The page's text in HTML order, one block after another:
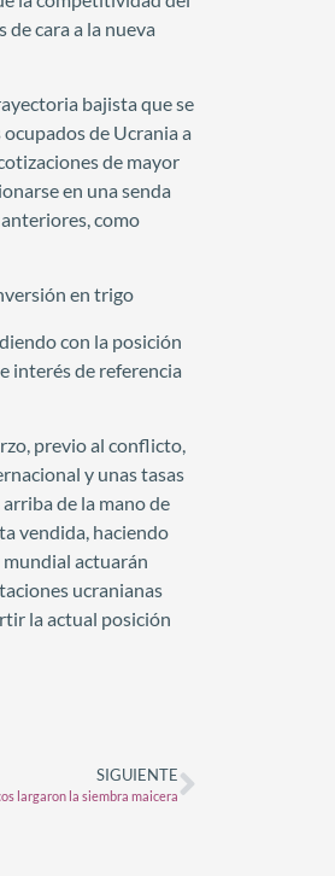
cara a la nueva
bajista que se
de Ucrania a
de mayor
en una senda
como
en trigo
con la posición
interés de referencia
previo al conflicto,
y unas tasas
de la mano de
vendida, haciendo
mundial actuarán
ucranianas
la actual posición
SIGUIENTE
largaron la siembra maicera